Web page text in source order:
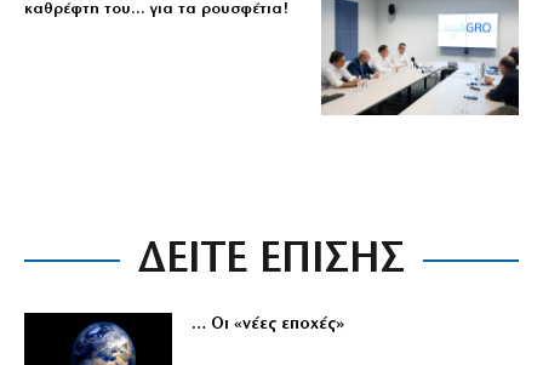
καθρέφτη του… για τα ρουσφέτια!
ΔΕΙΤΕ ΕΠΙΣΗΣ
… Οι «νέες εποχές»